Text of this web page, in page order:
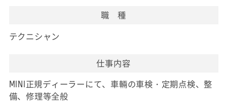
職 種
テクニシャン
仕事内容
MINI正規ディーラーにて、車輛の車検・定期点検、整
備、修理等全般